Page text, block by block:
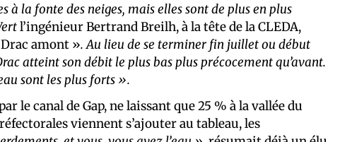
la fonte des neiges, mais elles sont de plus en plus
l’ingénieur Bertrand Breilh, à la tête de la CLEDA,
amont ». Au lieu de se terminer fin juillet ou début
atteint son débit le plus bas plus précocement qu’avant.
sont les plus forts ».
le canal de Gap, ne laissant que 25 % à la vallée du
viennent s’ajouter au tableau, les